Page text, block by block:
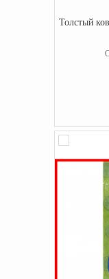
Толстый